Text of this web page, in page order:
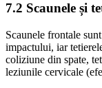
7.2 Scaunele și
Scaunele frontale
impactului, iar
coliziune din spate,
leziunile cervicale